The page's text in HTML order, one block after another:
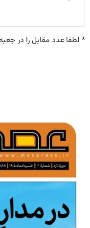
* لطفا عدد مقابل را در